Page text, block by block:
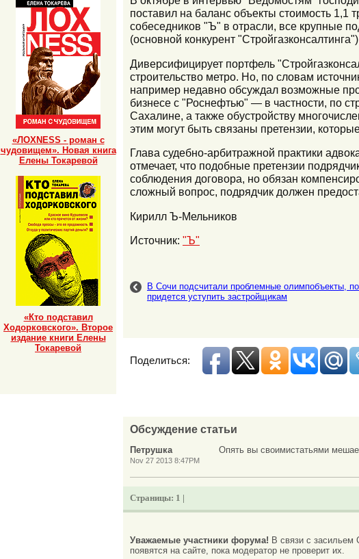
поставил на баланс объекты стоимость 1,1
собеседников "Ъ" в отрасли, все крупные
(основной конкурент
Диверсифицирует портфель
строительство метро. Но, по словам
например недавно обсуждал возможные
бизнесе с "Роснефтью" — в частности, по
Сахалине, а также обустройству
этим могут быть связаны претензии,
Глава судебно-арбитражной практики
отмечает, что подобные претензии
соблюдения договора, но обязан
сложный вопрос, подрядчик должен
Кирилл Ъ-Мельников
Источник: "Ъ"
В Сочи подсчитали проблемные олимпобъекты,
придется уступить застройщикам
Поделиться:
Обсуждение статьи
Петрушка
Nov 27 2013 8:47PM
Опять вы своимистатьями
Страницы: 1 |
Уважаемые участники форума! В связи с
появятся на сайте, пока модератор не проверит их.
«ЛОХNESS - роман с
чудовищем». Новая книга
Елены Токаревой
«Кто подставил
Ходорковского». Второе
издание книги Елены
Токаревой